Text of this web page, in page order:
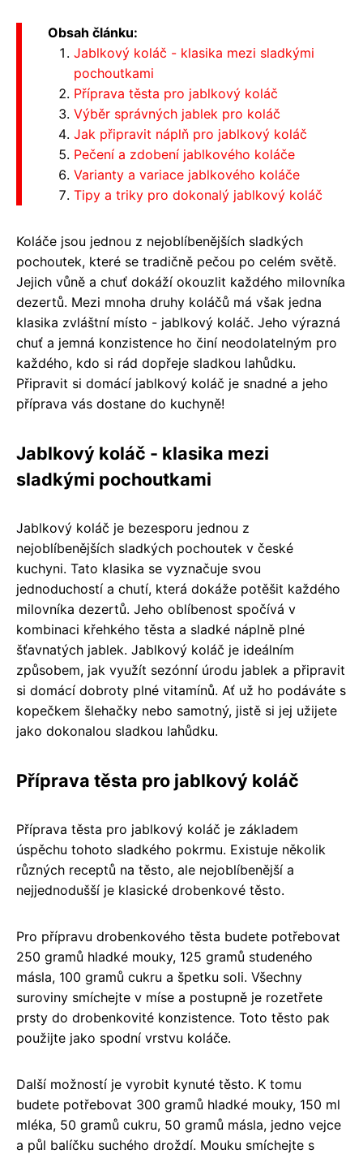
Obsah článku:
Jablkový koláč - klasika mezi sladkými
pochoutkami
Příprava těsta pro jablkový koláč
Výběr správných jablek pro koláč
Jak připravit náplň pro jablkový koláč
Pečení a zdobení jablkového koláče
Varianty a variace jablkového koláče
Tipy a triky pro dokonalý jablkový koláč
Koláče jsou jednou z nejoblíbenějších sladkých
pochoutek, které se tradičně pečou po celém světě.
Jejich vůně a chuť dokáží okouzlit každého milovníka
dezertů. Mezi mnoha druhy koláčů má však jedna
klasika zvláštní místo - jablkový koláč. Jeho výrazná
chuť a jemná konzistence ho činí neodolatelným pro
každého, kdo si rád dopřeje sladkou lahůdku.
Připravit si domácí jablkový koláč je snadné a jeho
příprava vás dostane do kuchyně!
Jablkový koláč - klasika mezi
sladkými pochoutkami
Jablkový koláč je bezesporu jednou z
nejoblíbenějších sladkých pochoutek v české
kuchyni. Tato klasika se vyznačuje svou
jednoduchostí a chutí, která dokáže potěšit každého
milovníka dezertů. Jeho oblíbenost spočívá v
kombinaci křehkého těsta a sladké náplně plné
šťavnatých jablek. Jablkový koláč je ideálním
způsobem, jak využít sezónní úrodu jablek a připravit
si domácí dobroty plné vitamínů. Ať už ho podáváte s
kopečkem šlehačky nebo samotný, jistě si jej užijete
jako dokonalou sladkou lahůdku.
Příprava těsta pro jablkový koláč
Příprava těsta pro jablkový koláč je základem
úspěchu tohoto sladkého pokrmu. Existuje několik
různých receptů na těsto, ale nejoblíbenější a
nejjednodušší je klasické drobenkové těsto.
Pro přípravu drobenkového těsta budete potřebovat
250 gramů hladké mouky, 125 gramů studeného
másla, 100 gramů cukru a špetku soli. Všechny
suroviny smíchejte v míse a postupně je rozetřete
prsty do drobenkovité konzistence. Toto těsto pak
použijte jako spodní vrstvu koláče.
Další možností je vyrobit kynuté těsto. K tomu
budete potřebovat 300 gramů hladké mouky, 150 ml
mléka, 50 gramů cukru, 50 gramů másla, jedno vejce
a půl balíčku suchého droždí. Mouku smíchejte s